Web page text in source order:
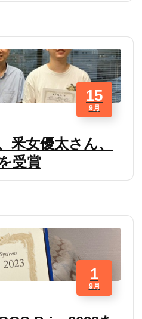
15
9月
釆女優太さん、
受賞
1
9月